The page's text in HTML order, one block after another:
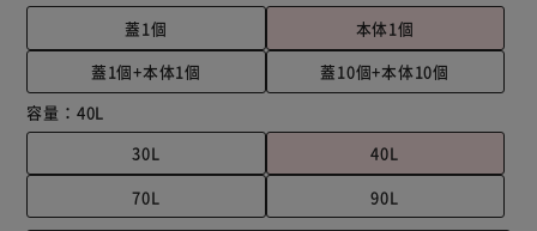
蓋1個
本体1個
蓋1個+本体1個
蓋10個+本体10個
容量： 40L
30L
40L
70L
90L